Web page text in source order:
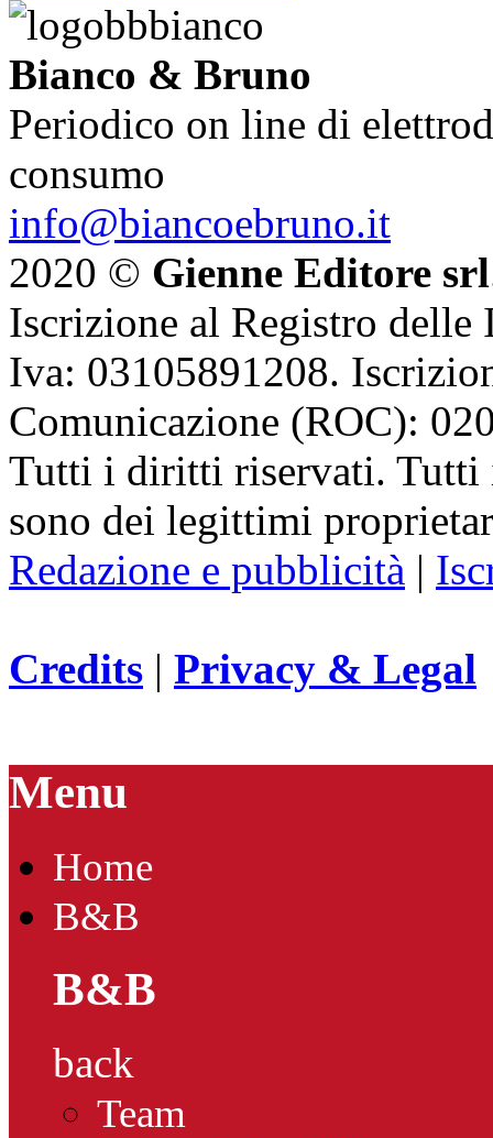
Bianco & Bruno
Periodico on line di
consumo
info@biancoebruno.it
2020 © Gienne Editore srl
Iscrizione al Registro delle
Iva: 03105891208.
Comunicazione (ROC):
Tutti i diritti riservati. Tutti
sono dei legittimi
Redazione e pubblicità |
Credits | Privacy & Legal
Menu
Home
B&B
B&B
back
Team